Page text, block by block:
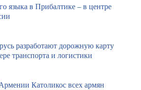
языка в Прибалтике – в центре
разработают дорожную карту
транспорта и логистики
Католикос всех армян